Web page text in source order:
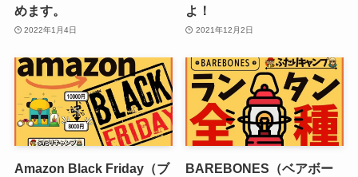
めます。
2022年1月4日
よ！
2021年12月2日
Amazon Black Friday（ブ
BAREBONES（ベアボー